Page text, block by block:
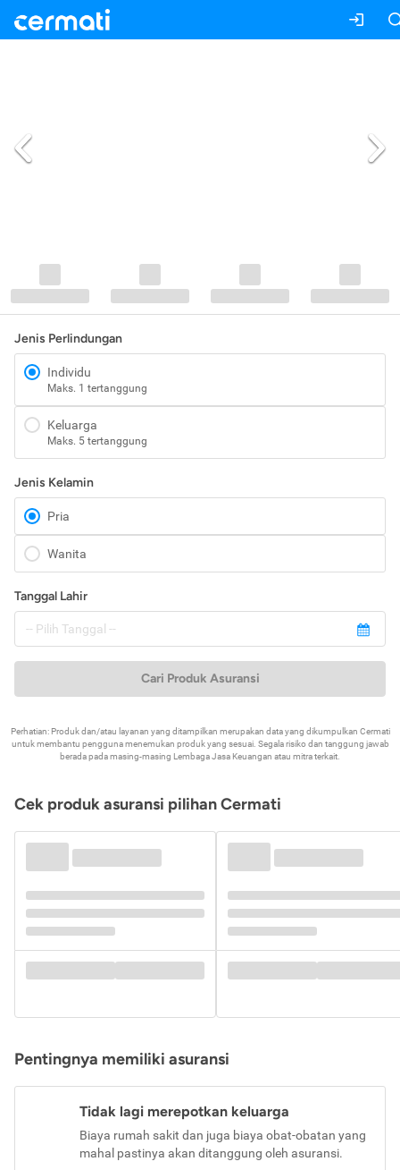
Jenis Perlindungan
Individu
Maks. 1 tertanggung
Keluarga
Maks. 5 tertanggung
Jenis Kelamin
Pria
Wanita
Tanggal Lahir
Cari Produk Asuransi
Perhatian: Produk dan/atau layanan yang ditampilkan merupakan data yang dikumpulkan Cermati
untuk membantu pengguna menemukan produk yang sesuai. Segala risiko dan tanggung jawab
berada pada masing-masing Lembaga Jasa Keuangan atau mitra terkait.
Cek produk asuransi pilihan Cermati
Pentingnya memiliki asuransi
Tidak lagi merepotkan keluarga
Biaya rumah sakit dan juga biaya obat-obatan yang
mahal pastinya akan ditanggung oleh asuransi.